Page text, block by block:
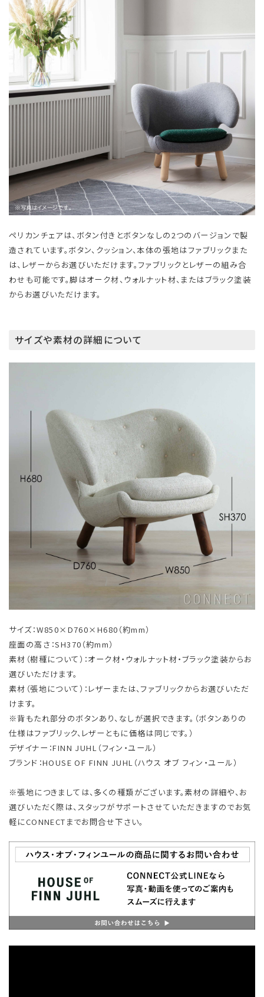
ペリカンチェアは、ボタン付きとボタンなしの2つのバージョンで製
造されています。ボタン、クッション、本体の張地はファブリックまた
は、レザーからお選びいただけます。ファブリックとレザーの組み合
わせも可能です。脚はオーク材、ウォルナット材、またはブラック塗装
からお選びいただけます。
サイズや素材の詳細について
サイズ：W850×D760×H680（約mm）
座面の高さ：SH370（約mm）
素材（樹種について）：オーク材・ウォルナット材・ブラック塗装からお
選びいただけます。
素材（張地について）：レザーまたは、ファブリックからお選びいただ
けます。
※背もたれ部分のボタンあり、なしが選択できます。（ボタンありの
仕様はファブリック、レザーともに価格は同じです。）
デザイナー：FINN JUHL（フィン・ユール）
ブランド：HOUSE OF FINN JUHL（ハウス オブ フィン・ユール）
※張地につきましては、多くの種類がございます。素材の詳細や、お
選びいただく際は、スタッフがサポートさせていただきますのでお気
軽にCONNECTまでお問合せ下さい。